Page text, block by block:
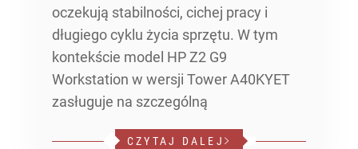
oczekują stabilności, cichej pracy i
długiego cyklu życia sprzętu. W tym
kontekście model HP Z2 G9
Workstation w wersji Tower A40KYET
zasługuje na szczególną
CZYTAJ DALEJ